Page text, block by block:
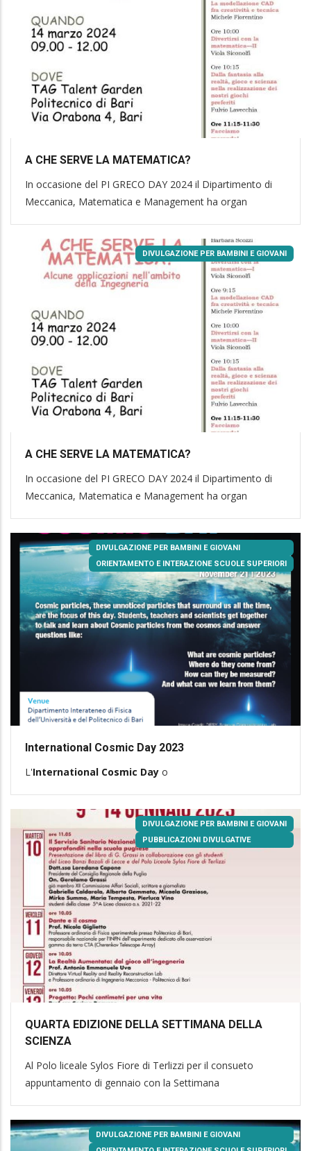
A CHE SERVE LA MATEMATICA?
In occasione del PI GRECO DAY 2024 il Dipartimento di
Meccanica, Matematica e Management ha organ
DIVULGAZIONE PER BAMBINI E GIOVANI
A CHE SERVE LA MATEMATICA?
In occasione del PI GRECO DAY 2024 il Dipartimento di
Meccanica, Matematica e Management ha organ
DIVULGAZIONE PER BAMBINI E GIOVANI
ORIENTAMENTO E INTERAZIONE SCUOLE SUPERIORI
International Cosmic Day 2023
L'International Cosmic Day o
DIVULGAZIONE PER BAMBINI E GIOVANI
PUBBLICAZIONI DIVULGATIVE
QUARTA EDIZIONE DELLA SETTIMANA DELLA
SCIENZA
Al Polo liceale Sylos Fiore di Terlizzi per il consueto
appuntamento di gennaio con la Settimana
DIVULGAZIONE PER BAMBINI E GIOVANI